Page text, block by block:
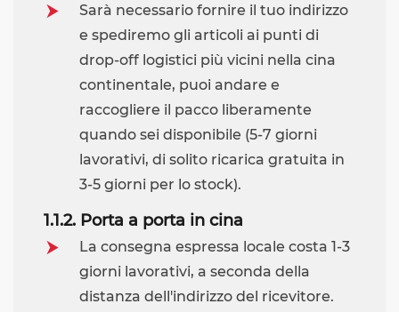
Sarà necessario fornire il tuo indirizzo
e spediremo gli articoli ai punti di
drop-off logistici più vicini nella cina
continentale, puoi andare e
raccogliere il pacco liberamente
quando sei disponibile (5-7 giorni
lavorativi, di solito ricarica gratuita in
3-5 giorni per lo stock).
1.1.2. Porta a porta in cina
La consegna espressa locale costa 1-3
giorni lavorativi, a seconda della
distanza dell'indirizzo del ricevitore.